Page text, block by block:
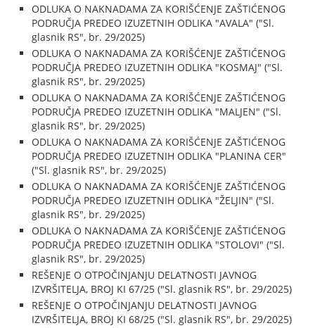
ODLUKA O NAKNADAMA ZA KORIŠĆENJE ZAŠTIĆENOG
PODRUČJA PREDEO IZUZETNIH ODLIKA "AVALA" ("Sl.
glasnik RS", br. 29/2025)
ODLUKA O NAKNADAMA ZA KORIŠĆENJE ZAŠTIĆENOG
PODRUČJA PREDEO IZUZETNIH ODLIKA "KOSMAJ" ("Sl.
glasnik RS", br. 29/2025)
ODLUKA O NAKNADAMA ZA KORIŠĆENJE ZAŠTIĆENOG
PODRUČJA PREDEO IZUZETNIH ODLIKA "MALJEN" ("Sl.
glasnik RS", br. 29/2025)
ODLUKA O NAKNADAMA ZA KORIŠĆENJE ZAŠTIĆENOG
PODRUČJA PREDEO IZUZETNIH ODLIKA "PLANINA CER"
("Sl. glasnik RS", br. 29/2025)
ODLUKA O NAKNADAMA ZA KORIŠĆENJE ZAŠTIĆENOG
PODRUČJA PREDEO IZUZETNIH ODLIKA "ŽELJIN" ("Sl.
glasnik RS", br. 29/2025)
ODLUKA O NAKNADAMA ZA KORIŠĆENJE ZAŠTIĆENOG
PODRUČJA PREDEO IZUZETNIH ODLIKA "STOLOVI" ("Sl.
glasnik RS", br. 29/2025)
REŠENJE O OTPOČINJANJU DELATNOSTI JAVNOG
IZVRŠITELJA, BROJ KI 67/25 ("Sl. glasnik RS", br. 29/2025)
REŠENJE O OTPOČINJANJU DELATNOSTI JAVNOG
IZVRŠITELJA, BROJ KI 68/25 ("Sl. glasnik RS", br. 29/2025)